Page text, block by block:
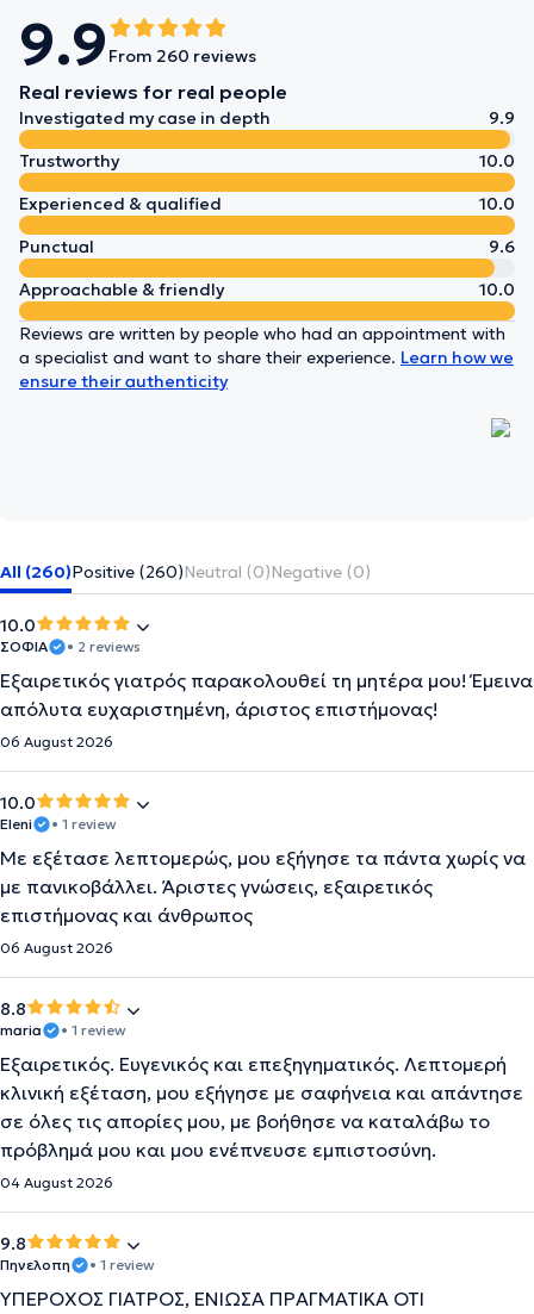
9.9 From 260 reviews
Real reviews for real people
Investigated my case in depth
9.9
Trustworthy
10.0
Experienced & qualified
10.0
Punctual
9.6
Approachable & friendly
10.0
Reviews are written by people who had an appointment with
a specialist and want to share their experience. Learn how we
ensure their authenticity
All (260)Positive (260)Neutral (0)Negative (0)
10.0
ΣΟΦΙΑ • 2 reviews
Εξαιρετικός γιατρός παρακολουθεί τη μητέρα μου! Έμεινα
απόλυτα ευχαριστημένη, άριστος επιστήμονας!
06 August 2026
10.0
Eleni • 1 review
Με εξέτασε λεπτομερώς, μου εξήγησε τα πάντα χωρίς να
με πανικοβάλλει. Άριστες γνώσεις, εξαιρετικός
επιστήμονας και άνθρωπος
06 August 2026
8.8
maria • 1 review
Εξαιρετικός. Ευγενικός και επεξηγηματικός. Λεπτομερή
κλινική εξέταση, μου εξήγησε με σαφήνεια και απάντησε
σε όλες τις απορίες μου, με βοήθησε να καταλάβω το
πρόβλημά μου και μου ενέπνευσε εμπιστοσύνη.
04 August 2026
9.8
Πηνελοπη • 1 review
ΥΠΕΡΟΧΟΣ ΓΙΑΤΡΟΣ, ΕΝΙΩΣΑ ΠΡΑΓΜΑΤΙΚΑ ΟΤΙ